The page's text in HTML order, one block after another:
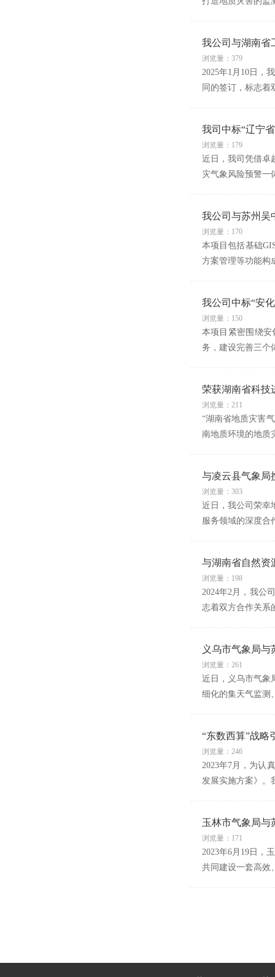
我公司与湖南省
浏览量：379
2025年1月10日，
同的签订，标志
我司中标“辽宁
浏览量：179
近日，我司凭借卓
灾气象风险预警一
我公司与苏州吴
浏览量：170
本项目包括基础
方案管理等功能构
我公司中标“安
浏览量：150
本项目紧密围绕
务，建设完善三个
荣获湖南省科技
浏览量：211
“湖南省地质灾害
南地质环境的地质
与凌云县气象局
浏览量：303
近日，我公司荣
服务领域的深度合
与湖南省自然资
浏览量：198
2024年2月，我公
志着双方合作关系
义乌市气象局
浏览量：261
近日，义乌市气象
细化的集天气监测
“东数西算”战略
浏览量：246
2023年7月，为认
发展实施方案》。
玉林市气象局与
浏览量：171
2023年6月19日，
共同建设一套高效